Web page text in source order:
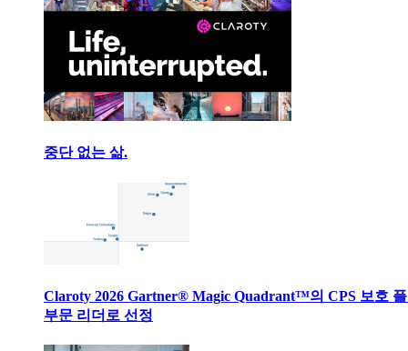
중단 없는 삶.
Claroty 2026 Gartner® Magic Quadrant™의 CPS 보호
부문 리더로 선정